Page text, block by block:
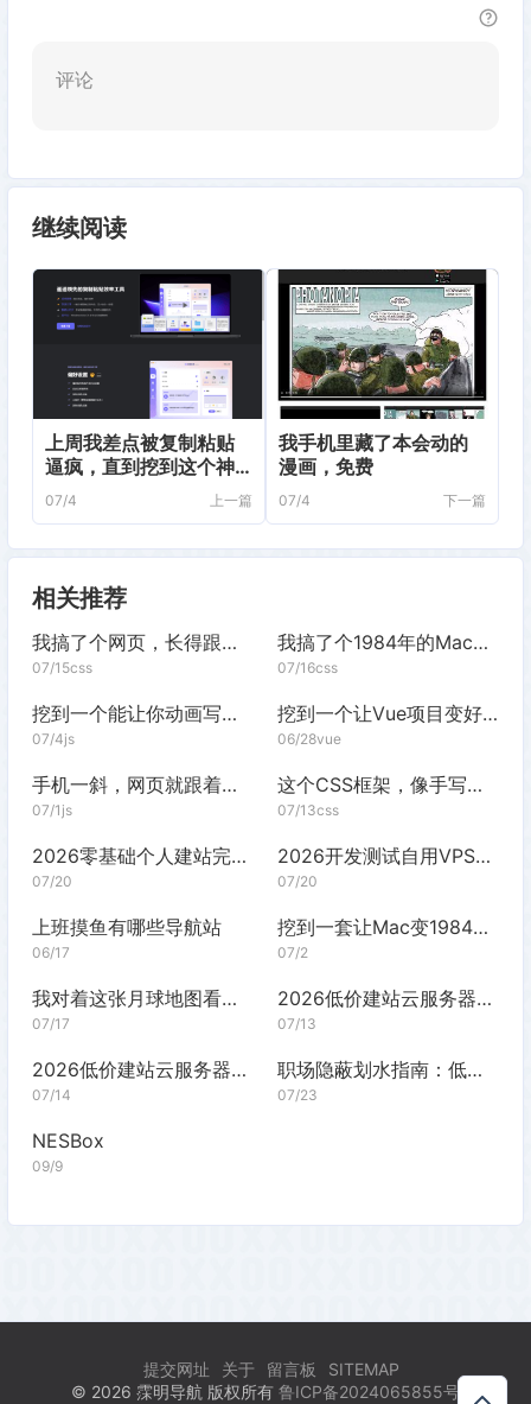
发表评论
评论
继续阅读
上周我差点被复制粘贴
逼疯，直到挖到这个神
器
07/4 上一篇
我手机里藏了本会动的
漫画，免费
07/4 下一篇
相关推荐
我搞了个网页，长得跟Win7一模一样
07/15css
我搞了个1984年的Mac桌面，纯CSS的
07/16css
挖到一个能让你动画写得比说话还快的库
07/4js
挖到一个让Vue项目变好看的UI库
06/28vue
手机一斜，网页就跟着你动，这库太野了
07/1 js
这个CSS框架，像手写笔记一样随意
07/13css
2026零基础个人建站完整上线操作指南
07/20
2026开发测试自用VPS性价比完整选购指南
07/20
上班摸鱼有哪些导航站
06/17
挖到一套让Mac变1984的壁纸，太对味了
07/2
我对着这张月球地图看了半小时
07/17
2026低价建站云服务器推荐：百元预算怎么选
07/13
2026低价建站云服务器推荐：百元方案对比
07/14
职场隐蔽划水指南：低调浏览不翻车的网站合集
07/23
NESBox
09/9
提交网址 关于 留言板
SITEMAP
© 2026 霂明导航 版权所有 鲁ICP备2024065855号